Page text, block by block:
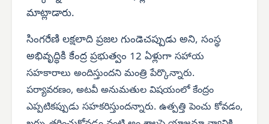
మాట్లాడారు.
సింగరేణి లక్షలాది ప్రజల గుండెచప్పుడు అని, సంస్థ
అభివృద్ధికి కేంద్ర ప్రభుత్వం 12 ఏళ్లుగా సహాయ
సహకారాలు అందిస్తుందని మంత్రి పేర్కొన్నారు.
పర్యావరణం, అటవీ అనుమతుల విషయంలో కేంద్రం
ఎప్పటికప్పుడు సహకరిస్తుందన్నారు. ఉత్పత్తి పెంచు కోవడం,